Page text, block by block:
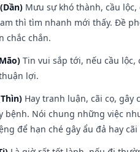
Mưu sự khó thành, cầu
thì tìm nhanh mới thấy. Đề
chắc chắn.
Tin vui sắp tới, nếu cầu
lợi.
Hay tranh luận, cãi cọ,
Nói chung những việc
để hạn ché gây ẩu đả hay cãi